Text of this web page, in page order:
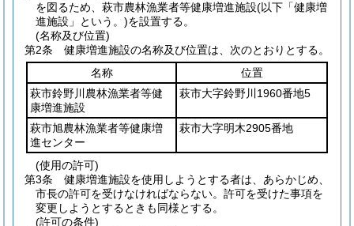
を図るため、萩市農林漁業者等健康増進施設(以下「健康増
進施設」という。)を設置する。
(名称及び位置)
第2条
健康増進施設の名称及び位置は、次のとおりとする。
名称
位置
萩市鈴野川農林漁業者等健
康増進施設
萩市大字鈴野川1960番地5
萩市旭農林漁業者等健康増
進センター
萩市大字明木2905番地
(使用の許可)
第3条
健康増進施設を使用しようとする者は、あらかじめ、
市長の許可を受けなければならない。 許可を受けた事項を
変更しようとするときも同様とする。
(許可の条件)